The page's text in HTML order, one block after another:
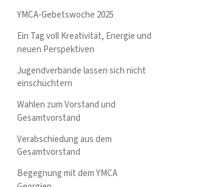
YMCA-Gebetswoche 2025
Ein Tag voll Kreativität, Energie und
neuen Perspektiven
Jugendverbände lassen sich nicht
einschüchtern
Wahlen zum Vorstand und
Gesamtvorstand
Verabschiedung aus dem
Gesamtvorstand
Begegnung mit dem YMCA